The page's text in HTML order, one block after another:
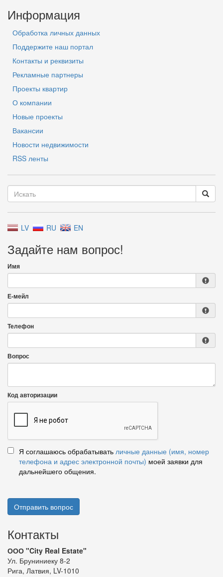
Информация
Обработка личных данных
Поддержите наш портал
Контакты и реквизиты
Рекламные партнеры
Проекты квартир
О компании
Новые проекты
Вакансии
Новости недвижимости
RSS ленты
LV RU EN
Задайте нам вопрос!
Имя
Е-мейл
Телефон
Вопрос
Код авторизации
Я соглашаюсь обрабатывать личные данные (имя, номер
телефона и адрес электронной почты) моей заявки для
дальнейшего общения.
Отправить вопрос
Контакты
ООО "City Real Estate"
Ул. Бруниниеку 8-2
Рига, Латвия, LV-1010